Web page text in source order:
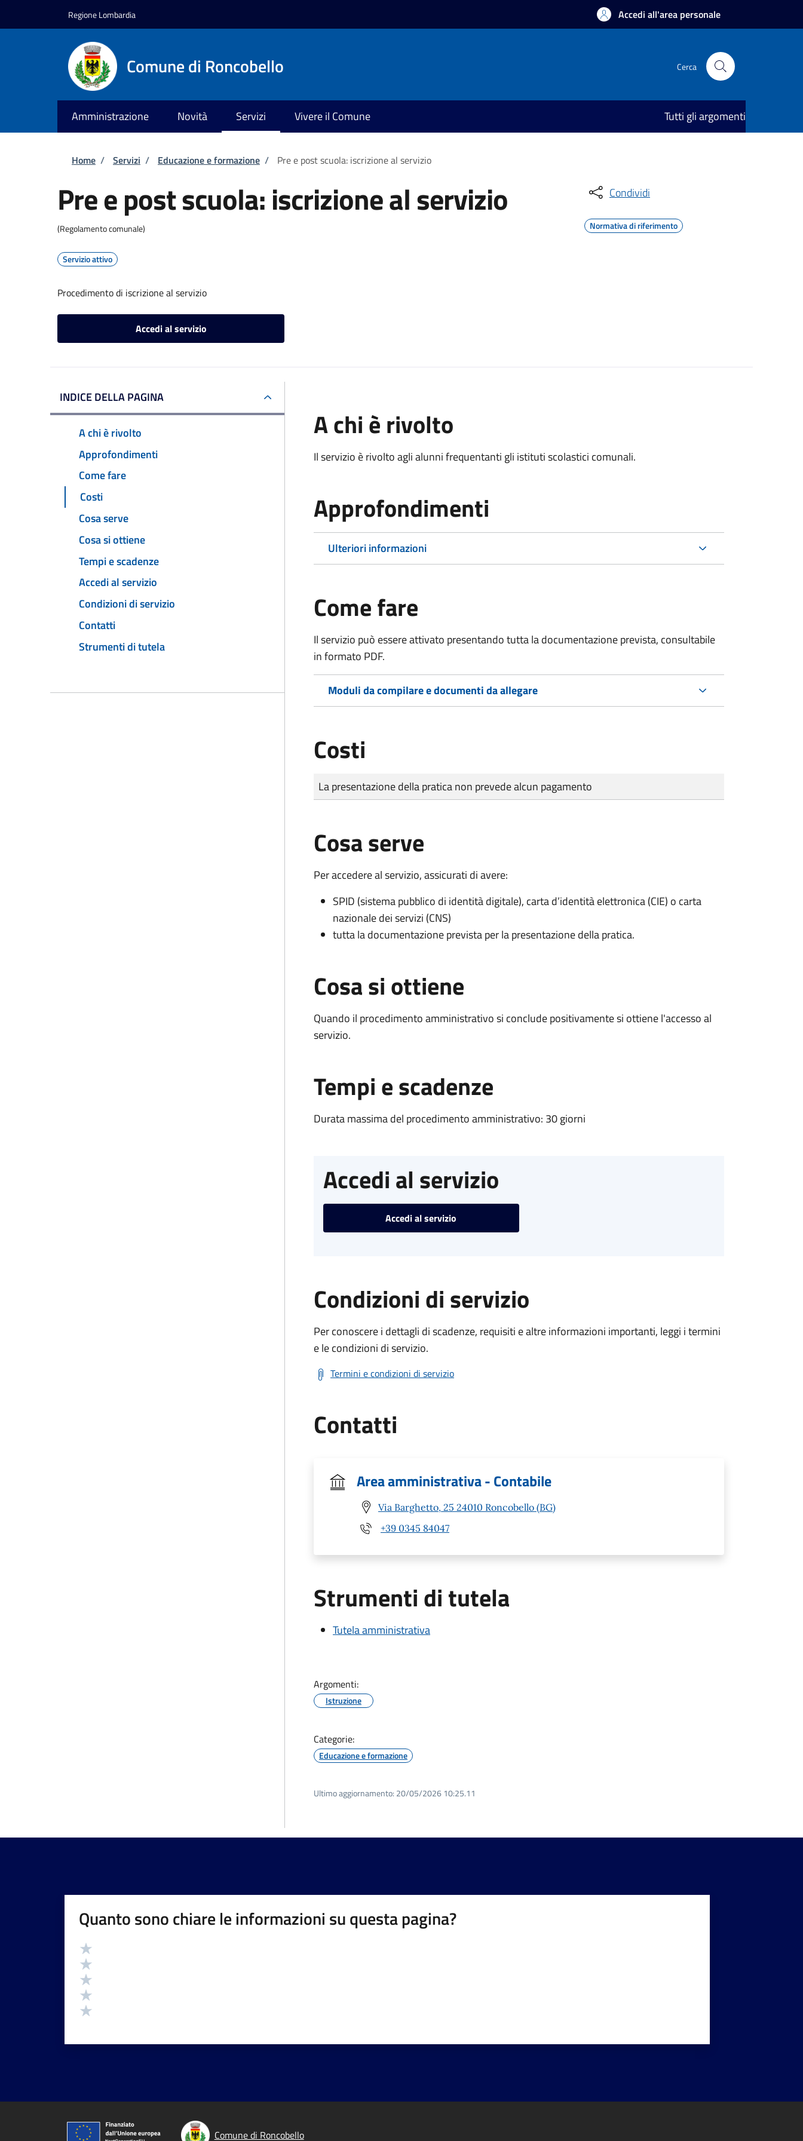
Regione Lombardia Accedi all'area personale
Comune di Roncobello Cerca
Amministrazione Novità Servizi Vivere il Comune Tutti gli argomenti
Briciole di pane
Home / Servizi / Educazione e formazione / Pre e post scuola: iscrizione al servizio
Pre e post scuola: iscrizione al servizio
(Regolamento comunale)
Servizio attivo
Procedimento di iscrizione al servizio
Accedi al servizio
Condividi
Normativa di riferimento
INDICE DELLA PAGINA
A chi è rivolto
Approfondimenti
Come fare
Costi
Cosa serve
Cosa si ottiene
Tempi e scadenze
Accedi al servizio
Condizioni di servizio
Contatti
Strumenti di tutela
A chi è rivolto
Il servizio è rivolto agli alunni frequentanti gli istituti scolastici comunali.
Approfondimenti
Ulteriori informazioni
Come fare
Il servizio può essere attivato presentando tutta la documentazione prevista, consultabile
in formato PDF.
Moduli da compilare e documenti da allegare
Costi
Tipo di pagamento
Importo
La presentazione della pratica non prevede alcun pagamento
Cosa serve
Per accedere al servizio, assicurati di avere:
SPID (sistema pubblico di identità digitale), carta d’identità elettronica (CIE) o carta
nazionale dei servizi (CNS)
tutta la documentazione prevista per la presentazione della pratica.
Cosa si ottiene
Quando il procedimento amministrativo si conclude positivamente si ottiene l'accesso al
servizio.
Tempi e scadenze
Durata massima del procedimento amministrativo: 30 giorni
Accedi al servizio
Accedi al servizio
Condizioni di servizio
Per conoscere i dettagli di scadenze, requisiti e altre informazioni importanti, leggi i termini
e le condizioni di servizio.
Termini e condizioni di servizio
Contatti
Area amministrativa - Contabile
Via Barghetto, 25 24010 Roncobello (BG)
+39 0345 84047
Strumenti di tutela
Tutela amministrativa
Argomenti:
Istruzione
Categorie:
Educazione e formazione
Ultimo aggiornamento: 20/05/2026 10:25.11
Quanto sono chiare le informazioni su questa pagina?
Valutazione
Comune di Roncobello